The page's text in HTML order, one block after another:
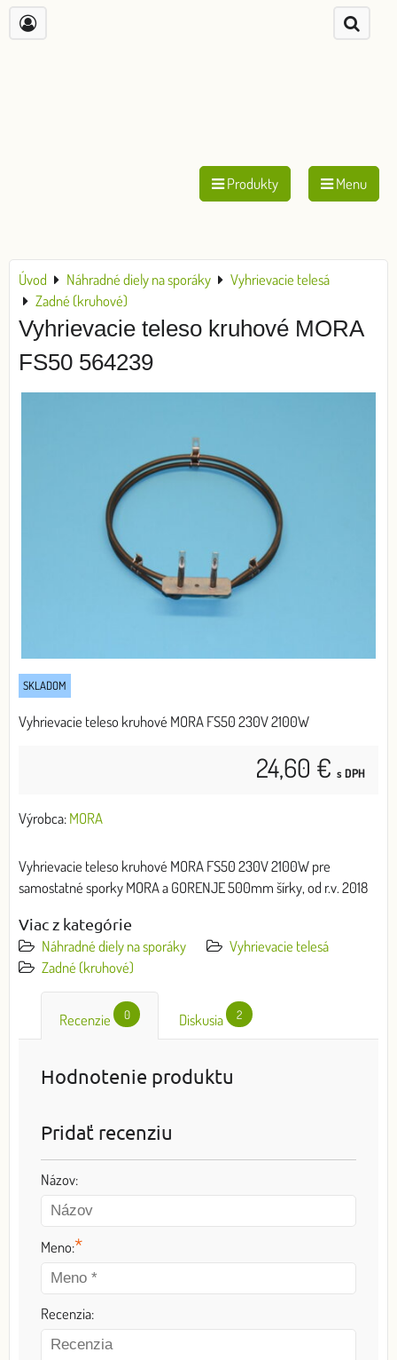
Produkty Menu
Úvod Náhradné diely na sporáky
Vyhrievacie telesá
Zadné (kruhové)
Vyhrievacie teleso kruhové MORA
FS50 564239
SKLADOM
Vyhrievacie teleso kruhové MORA FS50 230V 2100W
24,60 € s DPH
Výrobca:MORA
Vyhrievacie teleso kruhové MORA FS50 230V 2100W pre
samostatné sporky MORA a GORENJE 500mm šírky, od r.v. 2018
Viac z kategórie
Náhradné diely na sporáky
Vyhrievacie telesá
Zadné (kruhové)
Recenzie 0 Diskusia 2
Hodnotenie produktu
Pridať recenziu
Názov:
Meno:*
Recenzia: